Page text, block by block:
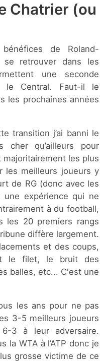
Chatrier (ou
bénéfices de Roland-
se retrouver dans les
une seconde
le Central. Faut-il le
les prochaines années
transition j’ai banni le
qu’ailleurs pour
les plus
les meilleurs joueurs y
de RG (donc avec les
une expérience qui ne
à du football,
les 20 premiers rangs
diffère largement.
et des coups,
le filet, le bruit des
balles, etc... C'est une
les ans pour ne pas
3-5 meilleurs joueurs
3 à leur adversaire.
la WTA à l’ATP donc je
grosse victime de ce